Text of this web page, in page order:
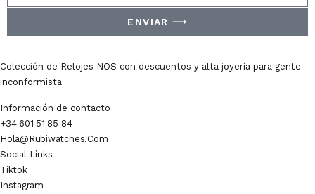
ENVIAR ⟶
Colección de Relojes NOS con descuentos y alta joyería para gente
inconformista
Información de contacto
+34 601 51 85 84
Hola@rubiwatches.com
Social Links
Tiktok
Instagram